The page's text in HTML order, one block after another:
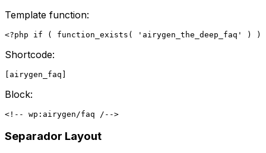
Template function:
Shortcode:
Block:
Separador Layout